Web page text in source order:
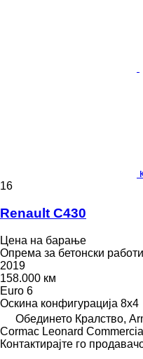
16
Renault C430
Цена на барање
Опрема за бетонски
2019
158.000 км
Euro 6
Оскина конфигурација 8x4
Обединето Кралство,
Cormac Leonard
Контактирајте го